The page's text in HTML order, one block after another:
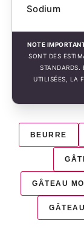
Sodium
NOTE
SONT DES
STANDARDS.
UTILISÉES, LA
BEURRE
GÂTEAU